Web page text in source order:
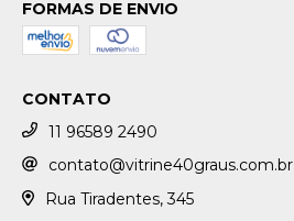
FORMAS DE ENVIO
CONTATO
11 96589 2490
contato@vitrine40graus.com.br
Rua Tiradentes, 345